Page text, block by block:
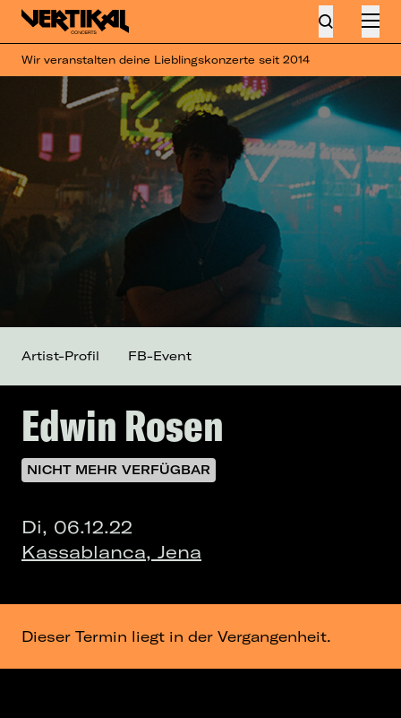
Wir veranstalten deine Lieblingskonzerte seit 2014
Edwin Rosen
NICHT MEHR VERFÜGBAR
Di, 06.12.22
Kassablanca, Jena
Artist-Profil FB-Event
Dieser Termin liegt in der Vergangenheit.